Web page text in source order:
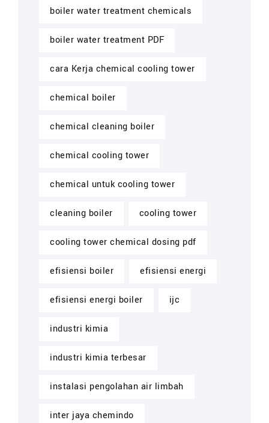
boiler water treatment chemicals
boiler water treatment PDF
cara Kerja chemical cooling tower
chemical boiler
chemical cleaning boiler
chemical cooling tower
chemical untuk cooling tower
cleaning boiler cooling tower
cooling tower chemical dosing pdf
efisiensi boiler efisiensi energi
efisiensi energi boiler ijc
industri kimia
industri kimia terbesar
instalasi pengolahan air limbah
inter jaya chemindo